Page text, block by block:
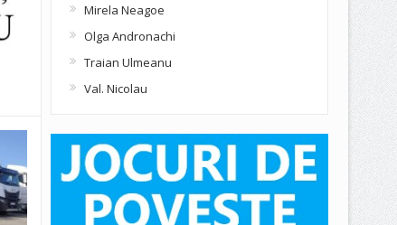
Mirela Neagoe
Olga Andronachi
Traian Ulmeanu
Val. Nicolau